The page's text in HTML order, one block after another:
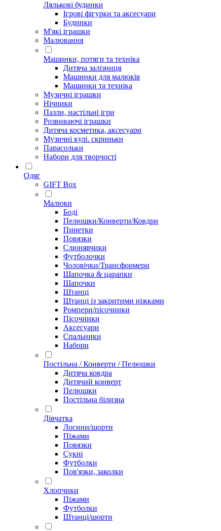
Лялькові будинки
Ігрові фігурки та аксесуари
Будинки
М'які іграшки
Малювання
Машинки, потяги та техніка
Дитяча залізниця
Машинки для малюків
Машинки та техніка
Музичні іграшки
Нічники
Пазли, настільні ігри
Розвиваючі іграшки
Дитяча косметика, аксесуари
Музичні кулі. скриньки
Парасольки
Набори для творчості
Одяг
GIFT Box
Малюки
Боді
Пелюшки/Конверти/Ковдри
Пинетки
Повязки
Слюнявчики
Футболочки
Чоловічки/Трансформери
Шапочка & царапки
Шапочки
Штанці
Штанці із закритими ніжками
Ромпери/пісочники
Пісочники
Аксесуари
Спальники
Набори
Постільна / Конверти / Пелюшки
Дитяча ковдра
Дитячий конверт
Пелюшки
Постільна білизна
Дівчатка
Лосини/шорти
Піжами
Повязки
Сукні
Футболки
Пов'язки, заколки
Хлопчики
Піжами
Футболки
Штанці/шорти